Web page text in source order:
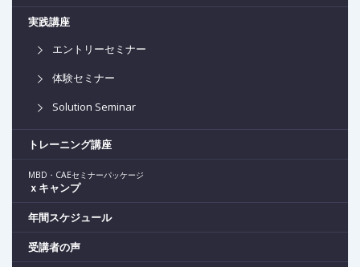
実践講座
エントリーセミナー
体験セミナー
Solution Seminar
トレーニング講座
MBD・CAEセミナーパッケージ
ｘキャンプ
年間スケジュール
受講者の声